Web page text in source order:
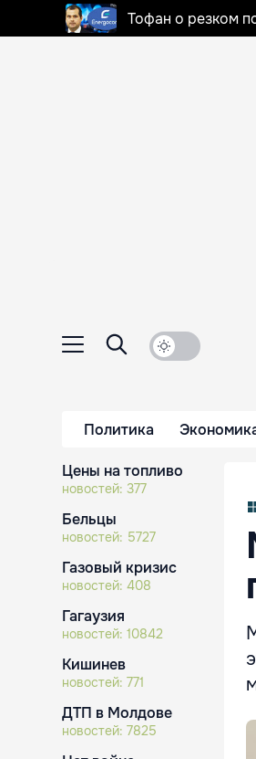
Тофан о резком
Политика
Цены на топливо
новостей: 377
Бельцы
новостей: 5727
Газовый кризис
новостей: 408
Гагаузия
новостей: 10842
Кишинев
новостей: 771
ДТП в Молдове
новостей: 7825